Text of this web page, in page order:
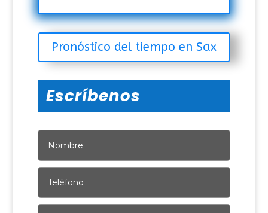
Pronóstico del tiempo en Sax
Escríbenos